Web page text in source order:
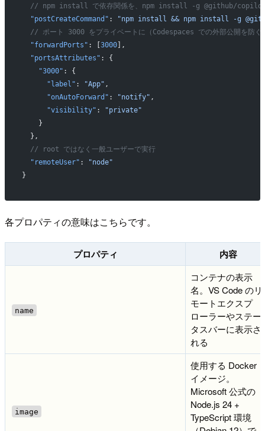
// npm install で依存関係を、npm install -g @github/
  "postCreateCommand"
:
"npm install && npm install -g
// ポート 3000 をプライベートに（Codespaces での外部公開を防ぐ
  "forwardPorts"
: [ 3000],
  "portsAttributes"
: {
    "3000"
: {
      "label"
: "App" ,
      "onAutoForward"
: "notify" ,
      "visibility"
:
"private"
    }
  },
  // root ではなく一般ユーザーで実行
  "remoteUser"
:
"node"
}
各プロパティの意味はこちらです。
プロパティ 内容
name
コンテナの表示
名。VS Code のリ
モートエクスプ
ローラーやステー
タスバーに表示さ
れる
image
使用する Docker
イメージ。
Microsoft 公式の
Node.js 24 +
TypeScript 環境